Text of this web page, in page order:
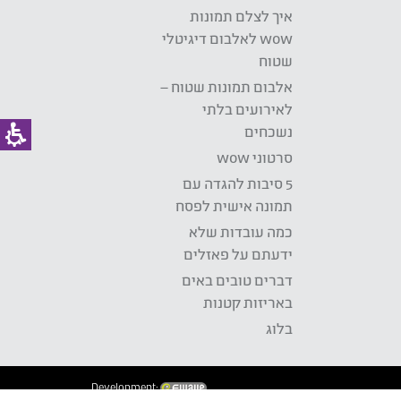
איך לצלם תמונות
wow לאלבום דיגיטלי
שטוח
אלבום תמונות שטוח –
לאירועים בלתי
נשכחים
סרטוני wow
5 סיבות להגדה עם
תמונה אישית לפסח
כמה עובדות שלא
ידעתם על פאזלים
דברים טובים באים
באריזות קטנות
בלוג
Development: